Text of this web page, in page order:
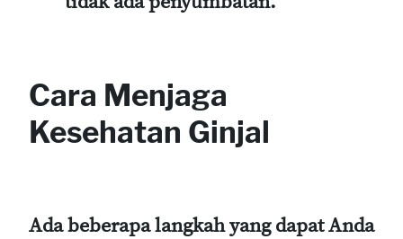
Cara Menjaga
Kesehatan Ginjal
Ada beberapa langkah yang dapat Anda